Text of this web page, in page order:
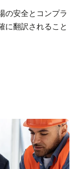
の安全とコンプラ
に翻訳されること